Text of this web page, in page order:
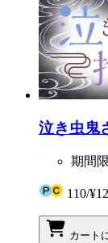
泣き虫鬼
期間
110/
カート